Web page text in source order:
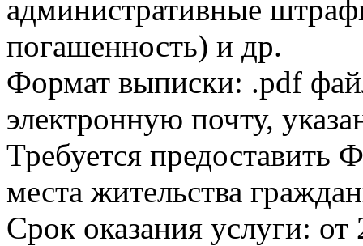
административные
погашенность) и др.
Формат выписки: .pdf
электронную почту,
Требуется
места жительства
Срок оказания услуги: от